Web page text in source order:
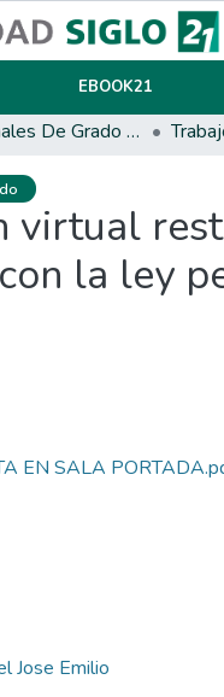
EBOOK21
Trabajos Finales De Grado Y Posgrado
virtual
la ley
EN SALA
Jose Emilio